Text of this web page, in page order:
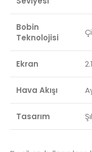
Bobin
Teknolojisi
Ekran
Hava Akışı
Tasarım